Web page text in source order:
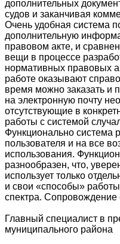
дополнительных
судов и заканчивая
Очень удобная система
дополнительную
правовом акте, и
вещи в процессе
нормативных правовых
работе оказывают
время можно заказать и
на электронную почту
отсутствующие в
работы с системой
Функционально система
пользователя и на все
использования.
разнообразен, что,
использует только
и свои «способы»
спектра.
Главный специалист в
муниципального района